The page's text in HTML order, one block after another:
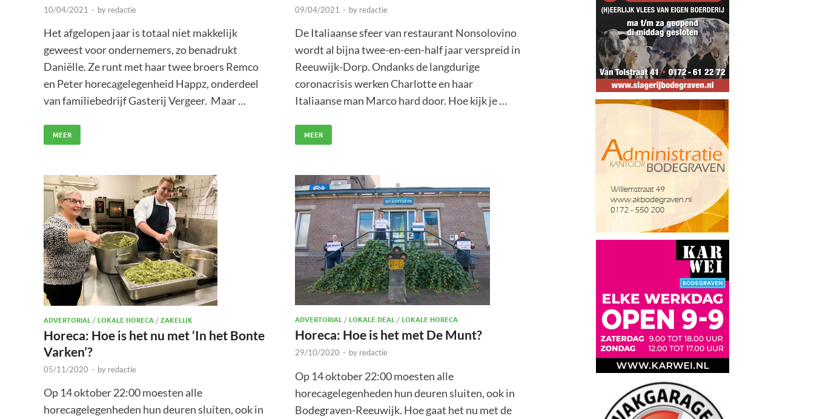
10/04/2021 - by redactie
Het afgelopen jaar is totaal niet makkelijk
geweest voor ondernemers, zo benadrukt
Daniëlle. Ze runt met haar twee broers Remco
en Peter horecagelegenheid Happz, onderdeel
van familiebedrijf Gasterij Vergeer. Maar …
MEER
09/04/2021 - by redactie
De Italiaanse sfeer van restaurant Nonsolovino
wordt al bijna twee-en-een-half jaar verspreid in
Reeuwijk-Dorp. Ondanks de langdurige
coronacrisis werken Charlotte en haar
Italiaanse man Marco hard door. Hoe kijk je …
MEER
ADVERTORIAL / LOKALE HORECA /ZAKELIJK
Horeca: Hoe is het nu met ‘In het Bonte
Varken’?
05/11/2020 - by redactie
Op 14 oktober 22:00 moesten alle
horecagelegenheden hun deuren sluiten, ook in
ADVERTORIAL / LOKALE DEAL / LOKALE HORECA
Horeca: Hoe is het met De Munt?
29/10/2020 - by redactie
Op 14 oktober 22:00 moesten alle
horecagelegenheden hun deuren sluiten, ook in
Bodegraven-Reeuwijk. Hoe gaat het nu met de